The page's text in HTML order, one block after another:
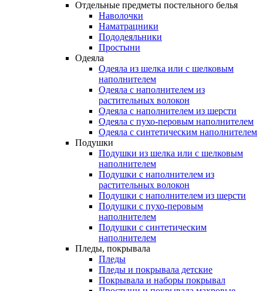
Отдельные предметы постельного белья
Наволочки
Наматрацники
Пододеяльники
Простыни
Одеяла
Одеяла из шелка или с шелковым
наполнителем
Одеяла с наполнителем из
растительных волокон
Одеяла с наполнителем из шерсти
Одеяла с пухо-перовым наполнителем
Одеяла с синтетическим наполнителем
Подушки
Подушки из шелка или с шелковым
наполнителем
Подушки с наполнителем из
растительных волокон
Подушки с наполнителем из шерсти
Подушки с пухо-перовым
наполнителем
Подушки с синтетическим
наполнителем
Пледы, покрывала
Пледы
Пледы и покрывала детские
Покрывала и наборы покрывал